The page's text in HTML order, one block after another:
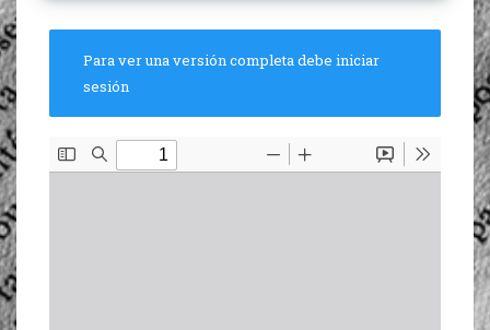
Para ver una versión completa debe iniciar
sesión